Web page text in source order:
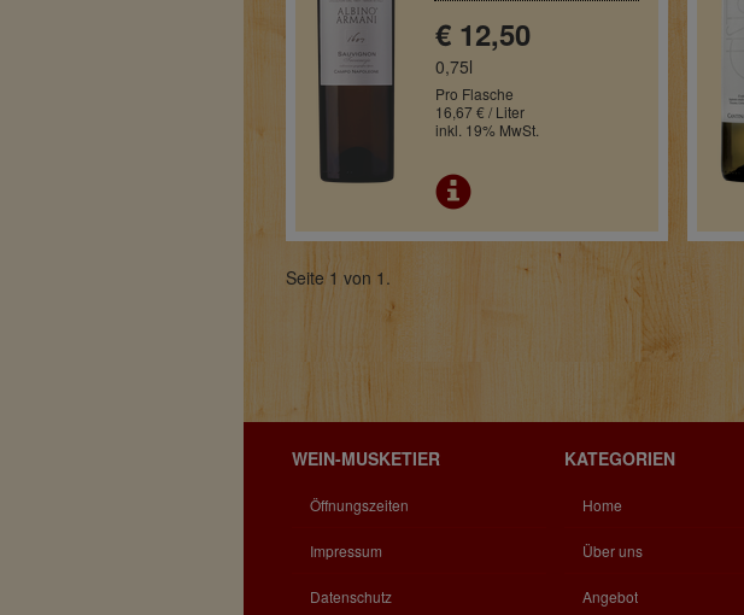
€ 12,50
0,75l
Pro Flasche
16,67 € / Liter
inkl. 19% MwSt.
Seite 1 von 1.
WEIN-MUSKETIER
Öffnungszeiten
Impressum
Datenschutz
KATEGORIEN
Home
Über uns
Angebot